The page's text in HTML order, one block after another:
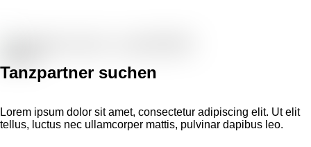
Tanzpartner suchen
Lorem ipsum dolor sit amet, consectetur adipiscing elit. Ut elit
tellus, luctus nec ullamcorper mattis, pulvinar dapibus leo.